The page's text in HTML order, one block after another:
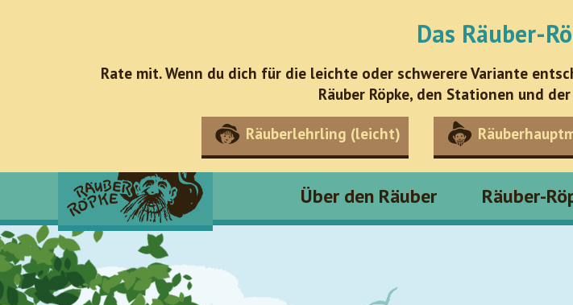
Das Räuber-
Rate mit. Wenn du dich für die leichte oder schwerere Variante
Räuber Röpke, den Stationen und
Räuberlehrling (leicht)
Über den Räuber Räuber-